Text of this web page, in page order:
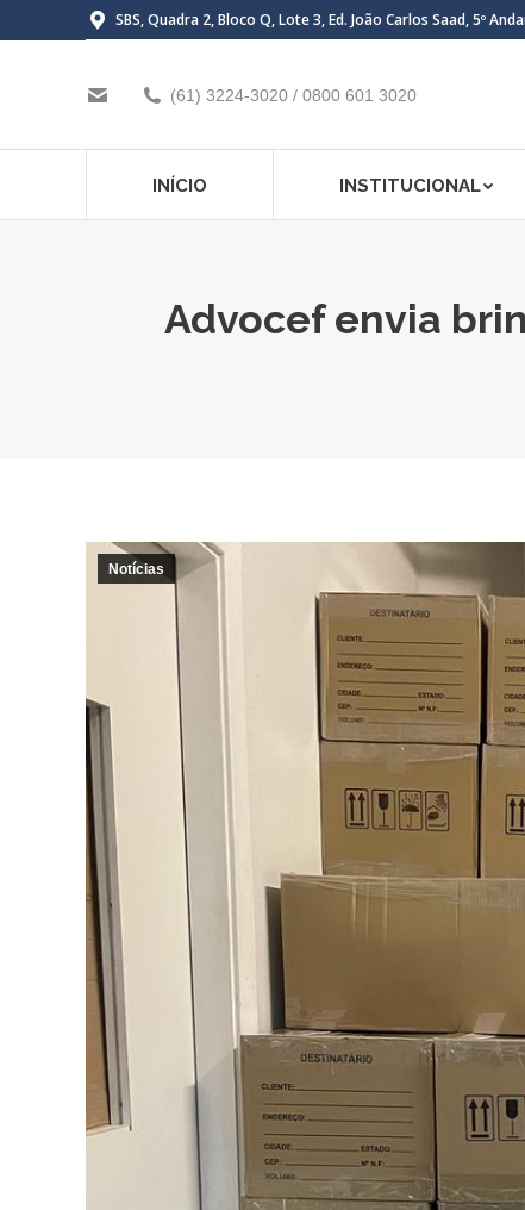
SBS, Quadra 2, Bloco Q, Lote 3, Ed. João Carlos Saad, 5º
(61) 3224-3020 / 0800 601 3020
INÍCIO INSTITUCIONAL
Advocef envia
Notícias